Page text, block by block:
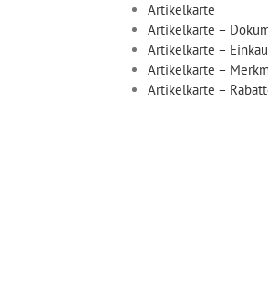
Artikelkarte
Artikelkarte –
Artikelkarte –
Artikelkarte –
Artikelkarte –